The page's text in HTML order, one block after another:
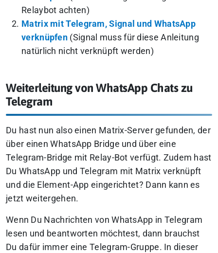
Relaybot achten)
Matrix mit Telegram, Signal und WhatsApp
verknüpfen (Signal muss für diese Anleitung
natürlich nicht verknüpft werden)
Weiterleitung von WhatsApp Chats zu
Telegram
Du hast nun also einen Matrix-Server gefunden, der
über einen WhatsApp Bridge und über eine
Telegram-Bridge mit Relay-Bot verfügt. Zudem hast
Du WhatsApp und Telegram mit Matrix verknüpft
und die Element-App eingerichtet? Dann kann es
jetzt weitergehen.
Wenn Du Nachrichten von WhatsApp in Telegram
lesen und beantworten möchtest, dann brauchst
Du dafür immer eine Telegram-Gruppe. In dieser